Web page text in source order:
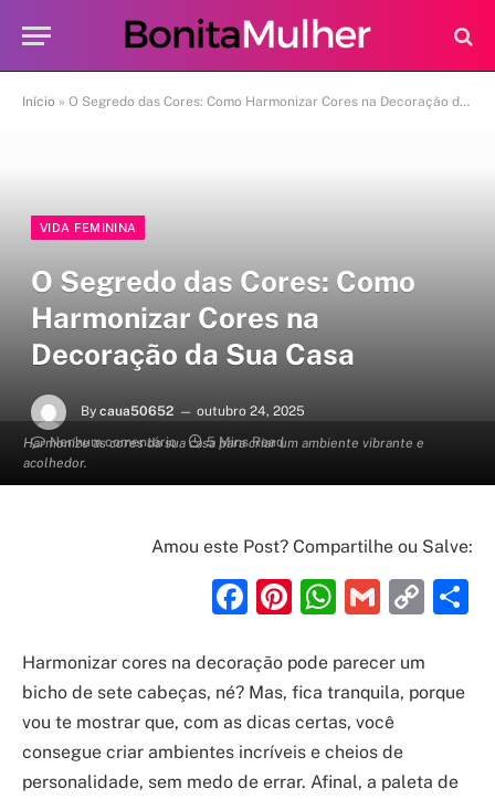
Início » O Segredo das Cores: Como Harmonizar Cores na Decoração da Sua Casa
Harmonize as cores da sua casa para criar um ambiente vibrante e
acolhedor.
VIDA FEMININA
O Segredo das Cores: Como
Harmonizar Cores na
Decoração da Sua Casa
By caua50652
outubro 24, 2025
Nenhum comentário
5 Mins Read
Amou este Post? Compartilhe ou Salve:
Facebook
Pinterest
Gmail
Harmonizar cores na decoração pode parecer um
bicho de sete cabeças, né? Mas, fica tranquila, porque
vou te mostrar que, com as dicas certas, você
consegue criar ambientes incríveis e cheios de
personalidade, sem medo de errar. Afinal, a paleta de